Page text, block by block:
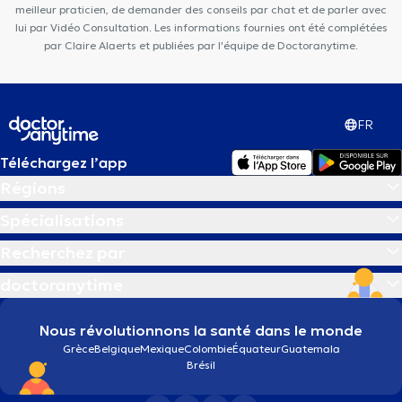
meilleur praticien, de demander des conseils par chat et de parler avec
lui par Vidéo Consultation. Les informations fournies ont été complétées
par Claire Alaerts et publiées par l'équipe de Doctoranytime.
FR
Téléchargez l’app
Nous révolutionnons la santé dans le monde
GrèceBelgiqueMexiqueColombieÉquateurGuatemala
Brésil